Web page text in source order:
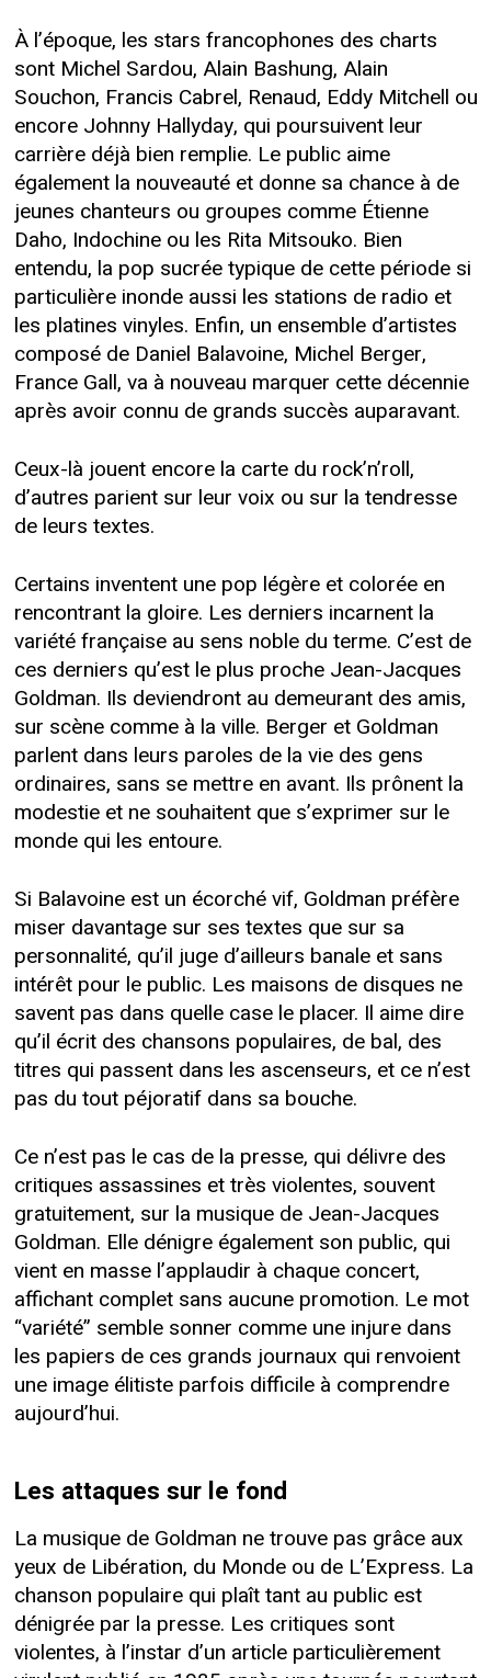
À l’époque, les stars francophones des charts
sont Michel Sardou, Alain Bashung, Alain
Souchon, Francis Cabrel, Renaud, Eddy Mitchell ou
encore Johnny Hallyday, qui poursuivent leur
carrière déjà bien remplie. Le public aime
également la nouveauté et donne sa chance à de
jeunes chanteurs ou groupes comme Étienne
Daho, Indochine ou les Rita Mitsouko. Bien
entendu, la pop sucrée typique de cette période si
particulière inonde aussi les stations de radio et
les platines vinyles. Enfin, un ensemble d’artistes
composé de Daniel Balavoine, Michel Berger,
France Gall, va à nouveau marquer cette décennie
après avoir connu de grands succès auparavant.
Ceux-là jouent encore la carte du rock’n’roll,
d’autres parient sur leur voix ou sur la tendresse
de leurs textes.
Certains inventent une pop légère et colorée en
rencontrant la gloire. Les derniers incarnent la
variété française au sens noble du terme. C’est de
ces derniers qu’est le plus proche Jean-Jacques
Goldman. Ils deviendront au demeurant des amis,
sur scène comme à la ville. Berger et Goldman
parlent dans leurs paroles de la vie des gens
ordinaires, sans se mettre en avant. Ils prônent la
modestie et ne souhaitent que s’exprimer sur le
monde qui les entoure.
Si Balavoine est un écorché vif, Goldman préfère
miser davantage sur ses textes que sur sa
personnalité, qu’il juge d’ailleurs banale et sans
intérêt pour le public. Les maisons de disques ne
savent pas dans quelle case le placer. Il aime dire
qu’il écrit des chansons populaires, de bal, des
titres qui passent dans les ascenseurs, et ce n’est
pas du tout péjoratif dans sa bouche.
Ce n’est pas le cas de la presse, qui délivre des
critiques assassines et très violentes, souvent
gratuitement, sur la musique de Jean-Jacques
Goldman. Elle dénigre également son public, qui
vient en masse l’applaudir à chaque concert,
affichant complet sans aucune promotion. Le mot
“variété” semble sonner comme une injure dans
les papiers de ces grands journaux qui renvoient
une image élitiste parfois difficile à comprendre
aujourd’hui.
Les attaques sur le fond
La musique de Goldman ne trouve pas grâce aux
yeux de Libération, du Monde ou de L’Express. La
chanson populaire qui plaît tant au public est
dénigrée par la presse. Les critiques sont
violentes, à l’instar d’un article particulièrement